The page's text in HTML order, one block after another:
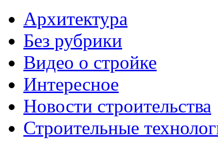
Архитектура
Без рубрики
Видео о стройке
Интересное
Новости строительства
Строительные